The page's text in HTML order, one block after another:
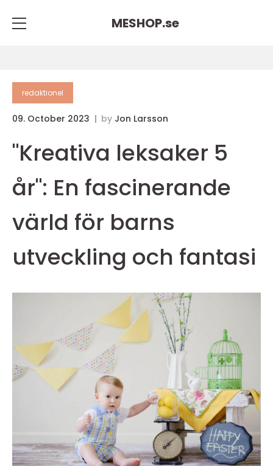
MESHOP.se
redaktionel
09. October 2023 by Jon Larsson
"Kreativa leksaker 5
år": En fascinerande
värld för barns
utveckling och fantasi